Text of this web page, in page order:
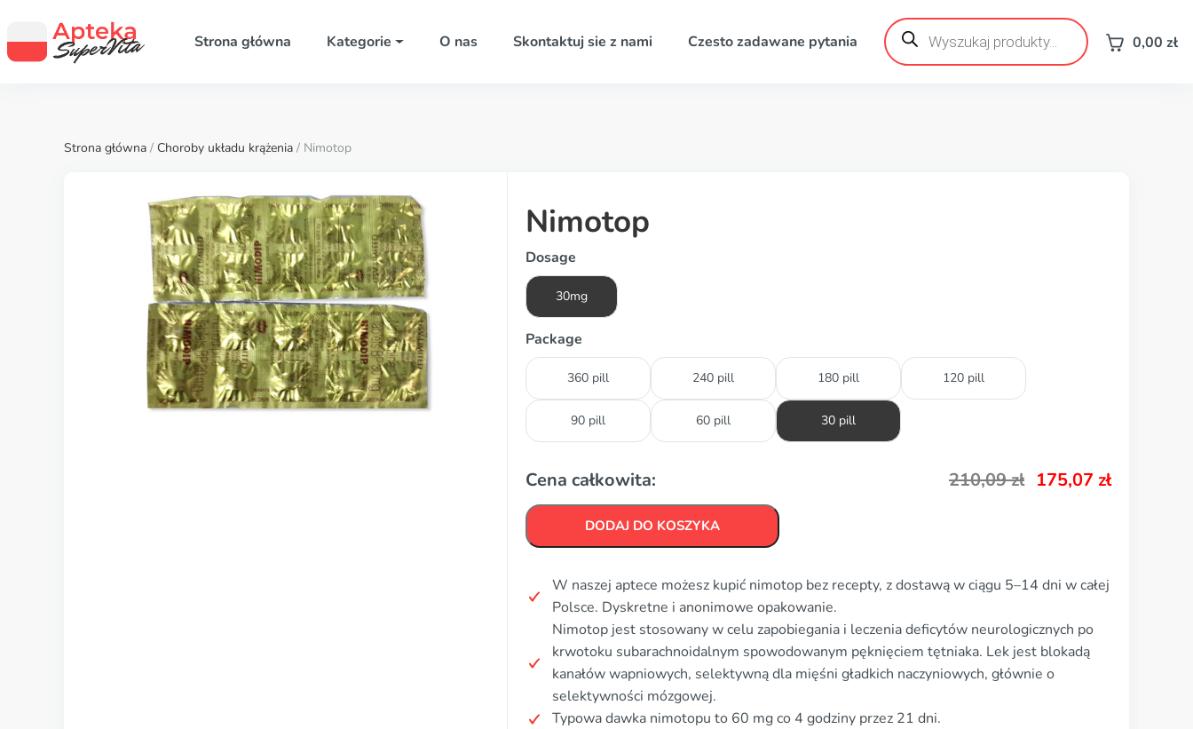
Strona główna Kategorie O nas Skontaktuj sie z nami Czesto zadawane pytania
Wyszukiwarka
produktów 0,00 zł
Strona główna / Choroby układu krążenia / Nimotop
Nimotop
Dosage
30mg
Package
360 pill 240 pill 180 pill 120 pill
90 pill 60 pill 30 pill
Cena całkowita: 210,09zł 175,07 zł
DODAJ DO KOSZYKA
W naszej aptece możesz kupić nimotop bez recepty, z dostawą w ciągu 5–14 dni w całej
Polsce. Dyskretne i anonimowe opakowanie.
Nimotop jest stosowany w celu zapobiegania i leczenia deficytów neurologicznych po
krwotoku subarachnoidalnym spowodowanym pęknięciem tętniaka. Lek jest blokadą
kanałów wapniowych, selektywną dla mięśni gładkich naczyniowych, głównie o
selektywności mózgowej.
Typowa dawka nimotopu to 60 mg co 4 godziny przez 21 dni.